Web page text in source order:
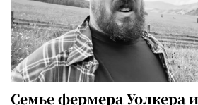
Семье фермера Уолкера